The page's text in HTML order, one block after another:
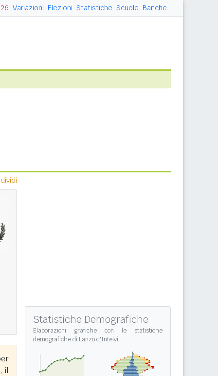
Variazioni Elezioni Statistiche Scuole Banche
, il
Statistiche Demografiche
Elaborazioni grafiche con le statistiche
demografiche di Lanzo d'Intelvi